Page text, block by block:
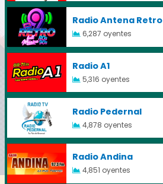
Radio Antena Retro
6,287 oyentes
Radio A1
5,316 oyentes
Radio Pedernal
4,878 oyentes
Radio Andina
4,851 oyentes